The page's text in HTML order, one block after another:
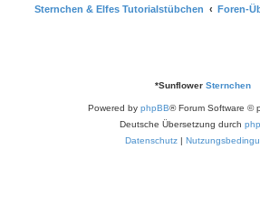
Sternchen & Elfes Tutorialstübchen Foren-
*Sunflower Sternchen
Powered by phpBB® Forum Software ©
Deutsche Übersetzung durch
Datenschutz|